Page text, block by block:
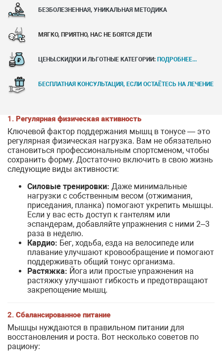
БЕЗБОЛЕЗНЕННАЯ, УНИКАЛЬНАЯ МЕТОДИКА
МЯГКО, ПРИЯТНО, НАС НЕ БОЯТСЯ ДЕТИ
ЦЕНЫ.СКИДКИ И ЛЬГОТНЫЕ КАТЕГОРИИ: ПОДРОБНЕЕ...
БЕСПЛАТНАЯ КОНСУЛЬТАЦИЯ, ЕСЛИ ОСТАЁТЕСЬ НА ЛЕЧЕНИЕ
1. Регулярная физическая активность
Ключевой фактор поддержания мышц в тонусе — это
регулярная физическая нагрузка. Вам не обязательно
становиться профессиональным спортсменом, чтобы
сохранить форму. Достаточно включить в свою жизнь
следующие виды активности:
Силовые тренировки: Даже минимальные
нагрузки с собственным весом (отжимания,
приседания, планка) помогают укрепить мышцы.
Если у вас есть доступ к гантелям или
эспандерам, добавляйте упражнения с ними 2–3
раза в неделю.
Кардио: Бег, ходьба, езда на велосипеде или
плавание улучшают кровообращение и помогают
поддерживать общий тонус организма.
Растяжка: Йога или простые упражнения на
растяжку улучшают гибкость и предотвращают
закрепощение мышц.
2. Сбалансированное питание
Мышцы нуждаются в правильном питании для
восстановления и роста. Вот несколько советов по
рациону: